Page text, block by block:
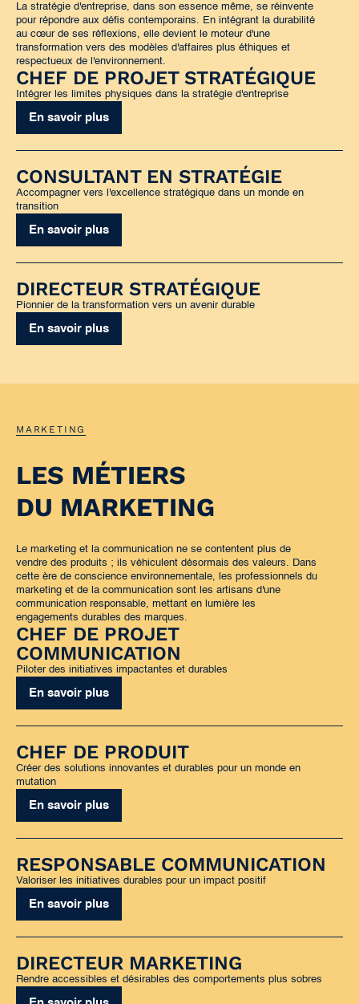
La stratégie d'entreprise, dans son essence même, se réinvente
pour répondre aux défis contemporains. En intégrant la durabilité
au cœur de ses réflexions, elle devient le moteur d'une
transformation vers des modèles d'affaires plus éthiques et
respectueux de l'environnement.
CHEF DE PROJET STRATÉGIQUE
Intégrer les limites physiques dans la stratégie d'entreprise
En savoir plus
CONSULTANT EN STRATÉGIE
Accompagner vers l'excellence stratégique dans un monde en
transition
En savoir plus
DIRECTEUR STRATÉGIQUE
Pionnier de la transformation vers un avenir durable
En savoir plus
MARKETING
LES MÉTIERS
DU MARKETING
Le marketing et la communication ne se contentent plus de
vendre des produits ; ils véhiculent désormais des valeurs. Dans
cette ère de conscience environnementale, les professionnels du
marketing et de la communication sont les artisans d'une
communication responsable, mettant en lumière les
engagements durables des marques.
CHEF DE PROJET
COMMUNICATION
Piloter des initiatives impactantes et durables
En savoir plus
CHEF DE PRODUIT
Créer des solutions innovantes et durables pour un monde en
mutation
En savoir plus
RESPONSABLE COMMUNICATION
Valoriser les initiatives durables pour un impact positif
En savoir plus
DIRECTEUR MARKETING
Rendre accessibles et désirables des comportements plus sobres